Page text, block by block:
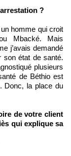
?
homme qui croit
Mbacké. Mais
j’avais demandé
son état de santé.
plusieurs
de Béthio est
Donc, la place du
de votre client
qui explique sa